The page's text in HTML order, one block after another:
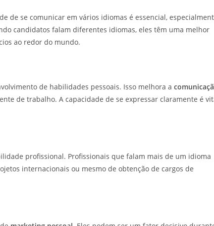
de se comunicar em vários idiomas é essencial,
candidatos falam diferentes idiomas, eles têm uma melhor
ao redor do mundo.
de habilidades pessoais. Isso melhora a
de trabalho. A capacidade de se expressar claramente é
profissional. Profissionais que falam mais de um idioma
internacionais ou mesmo de obtenção de cargos de